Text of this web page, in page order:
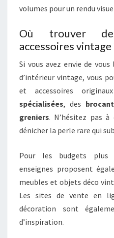
volumes pour un rendu
Où trouver
accessoires vintage
Si vous avez envie de
d’intérieur vintage, vous
et accessoires
spécialisées, des
greniers. N’hésitez pas
dénicher la perle rare qui
Pour les budgets plus
enseignes proposent
meubles et objets déco
Les sites de vente en
décoration sont
d’inspiration.